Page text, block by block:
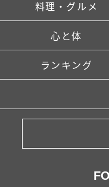
料理・グルメ
心と体
ランキング